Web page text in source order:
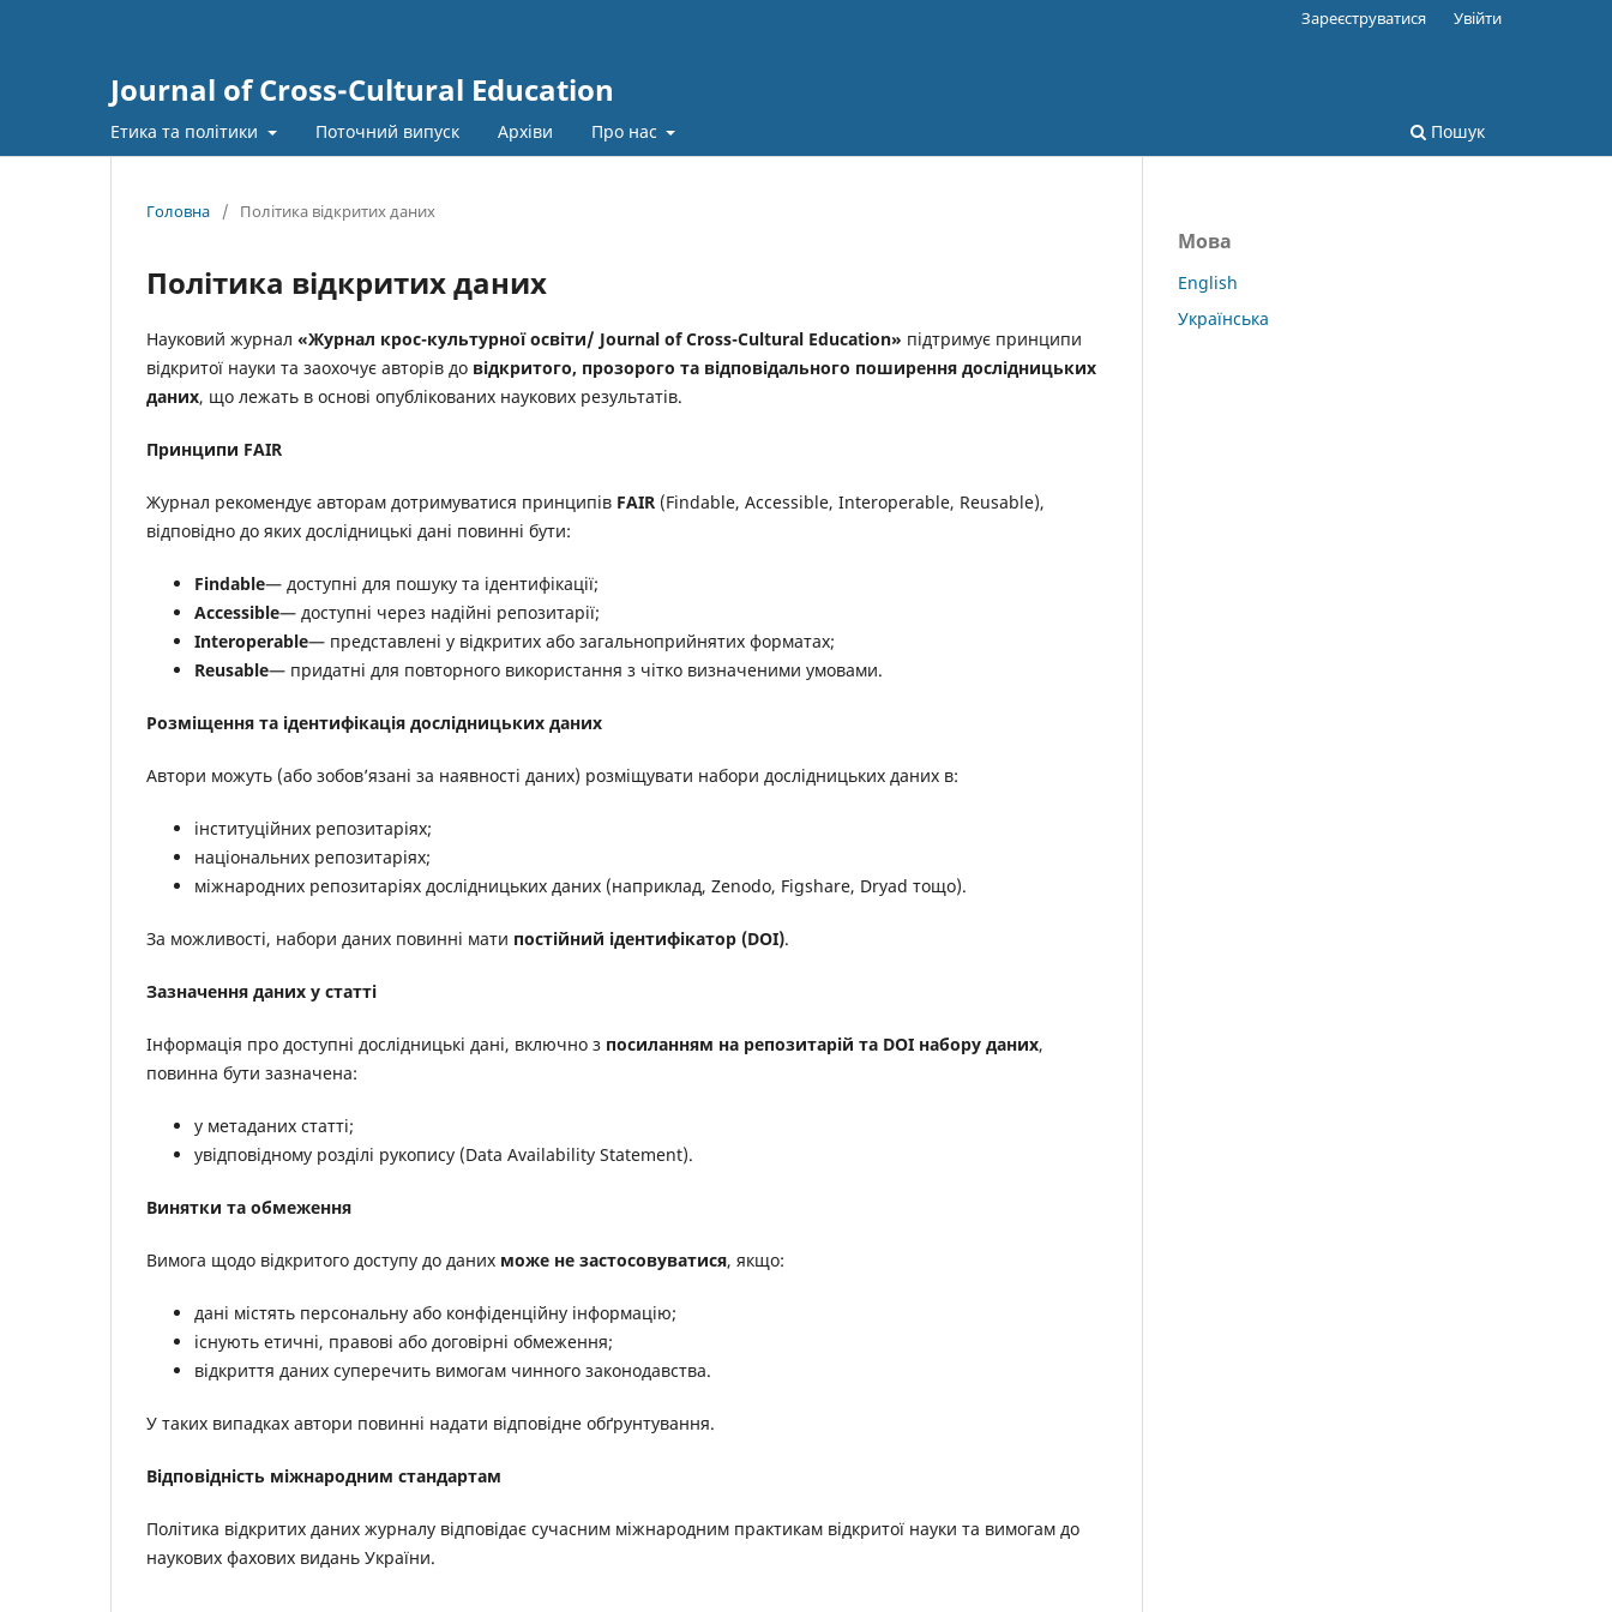
Journal of Cross-Cultural Education
Етика та політики Поточний випуск Архіви Про нас Пошук
Зареєструватися Увійти
Головна / Політика відкритих даних
Політика відкритих даних
Науковий журнал «Журнал крос-культурної освіти/ Journal of Cross-Cultural Education» підтримує принципи
відкритої науки та заохочує авторів до відкритого, прозорого та відповідального поширення дослідницьких
даних, що лежать в основі опублікованих наукових результатів.
Принципи FAIR
Журнал рекомендує авторам дотримуватися принципів FAIR (Findable, Accessible, Interoperable, Reusable),
відповідно до яких дослідницькі дані повинні бути:
Findable— доступні для пошуку та ідентифікації;
Accessible— доступні через надійні репозитарії;
Interoperable— представлені у відкритих або загальноприйнятих форматах;
Reusable— придатні для повторного використання з чітко визначеними умовами.
Розміщення та ідентифікація дослідницьких даних
Автори можуть (або зобов’язані за наявності даних) розміщувати набори дослідницьких даних в:
інституційних репозитаріях;
національних репозитаріях;
міжнародних репозитаріях дослідницьких даних (наприклад, Zenodo, Figshare, Dryad тощо).
За можливості, набори даних повинні мати постійний ідентифікатор (DOI).
Зазначення даних у статті
Інформація про доступні дослідницькі дані, включно з посиланням на репозитарій та DOI набору даних,
повинна бути зазначена:
у метаданих статті;
увідповідному розділі рукопису (Data Availability Statement).
Винятки та обмеження
Вимога щодо відкритого доступу до даних може не застосовуватися, якщо:
дані містять персональну або конфіденційну інформацію;
існують етичні, правові або договірні обмеження;
відкриття даних суперечить вимогам чинного законодавства.
У таких випадках автори повинні надати відповідне обґрунтування.
Відповідність міжнародним стандартам
Політика відкритих даних журналу відповідає сучасним міжнародним практикам відкритої науки та вимогам до
наукових фахових видань України.
Мова
English
Українська